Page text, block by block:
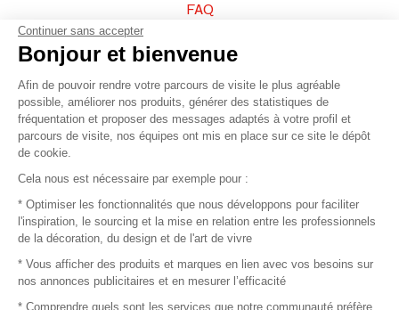
FAQ
Vendez vos produits
Plan du site
© 2016 –Organisation SAFI
Recrutement
Continuer sans accepter
Bonjour et bienvenue
Afin de pouvoir rendre votre parcours de visite le plus agréable
possible, améliorer nos produits, générer des statistiques de
fréquentation et proposer des messages adaptés à votre profil et
parcours de visite, nos équipes ont mis en place sur ce site le dépôt
de cookie.
Cela nous est nécessaire par exemple pour :
* Optimiser les fonctionnalités que nous développons pour faciliter
l'inspiration, le sourcing et la mise en relation entre les professionnels
de la décoration, du design et de l'art de vivre
* Vous afficher des produits et marques en lien avec vos besoins sur
nos annonces publicitaires et en mesurer l’efficacité
* Comprendre quels sont les services que notre communauté préfère